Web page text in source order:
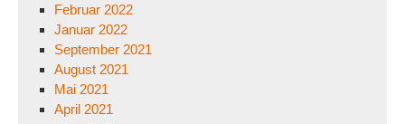
Februar 2022
Januar 2022
September 2021
August 2021
Mai 2021
April 2021